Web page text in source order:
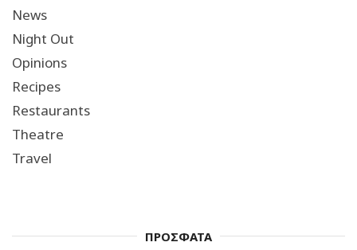
News
Night Out
Opinions
Recipes
Restaurants
Theatre
Travel
ΠΡΟΣΦΑΤΑ